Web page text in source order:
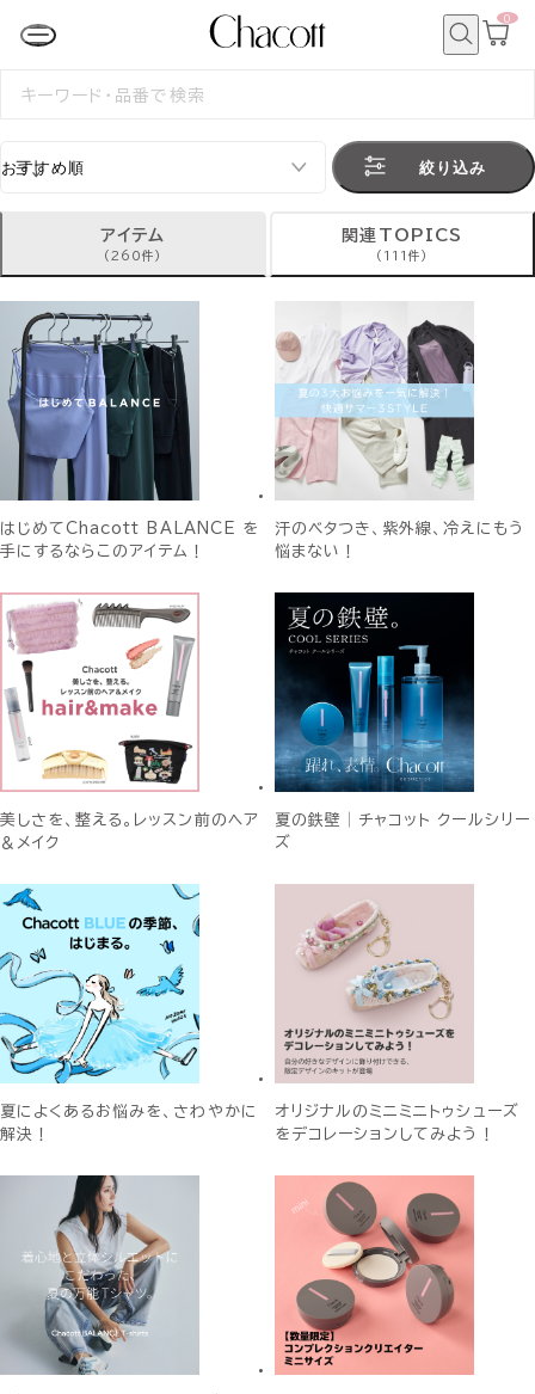
カ
0
検
絞り込み
アイテム
(260件)
関連TOPICS
(111件)
はじめてChacott BALANCE を
手にするならこのアイテム！
汗のベタつき、紫外線、冷えにもう
悩まない！
美しさを、整える。レッスン前のヘア
＆メイク
夏の鉄壁│チャコット クールシリー
ズ
夏によくあるお悩みを、さわやかに
解決！
オリジナルのミニミニトゥシューズ
をデコレーションしてみよう！